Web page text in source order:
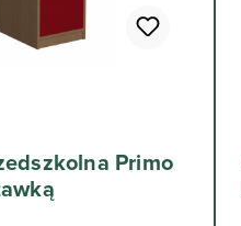
Primo